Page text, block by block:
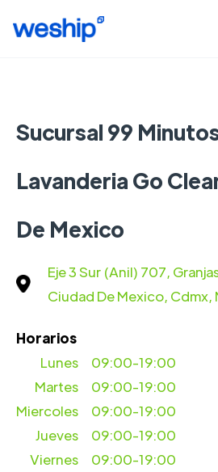
Sucursal 99
Lavanderia Go
De Mexico
Eje 3 Sur (Anil) 707,
Ciudad De Mexico, Cdmx,
Horarios
09:00-19:00
Martes
Miercoles
Lunes
09:00-19:00
09:00-19:00
Jueves
09:00-19:00
Viernes
09:00-19:00